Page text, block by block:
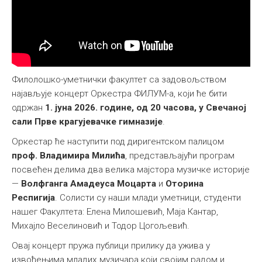
Филолошко-уметнички факултет са задовољством
најављује концерт Оркестра ФИЛУМ-а, који ће бити
одржан 1. јуна 2026. године, од 20 часова, у Свечаној
сали Прве крагујевачке гимназије
Оркестар ће наступити под диригентском палицом
проф. Владимира Милића , представљајући програм
посвећен делима два велика мајстора музичке историје
— Волфганга Амадеуса Моцарта и Оторина
Респигија . Солисти су наши млади уметници, студенти
нашег Факултета: Елена Милошевић, Маја Кантар,
Михајло Веселиновић и Тодор Цогољевић.
Овај концерт пружа публици прилику да ужива у
извођењима младих музичара који својим радом и